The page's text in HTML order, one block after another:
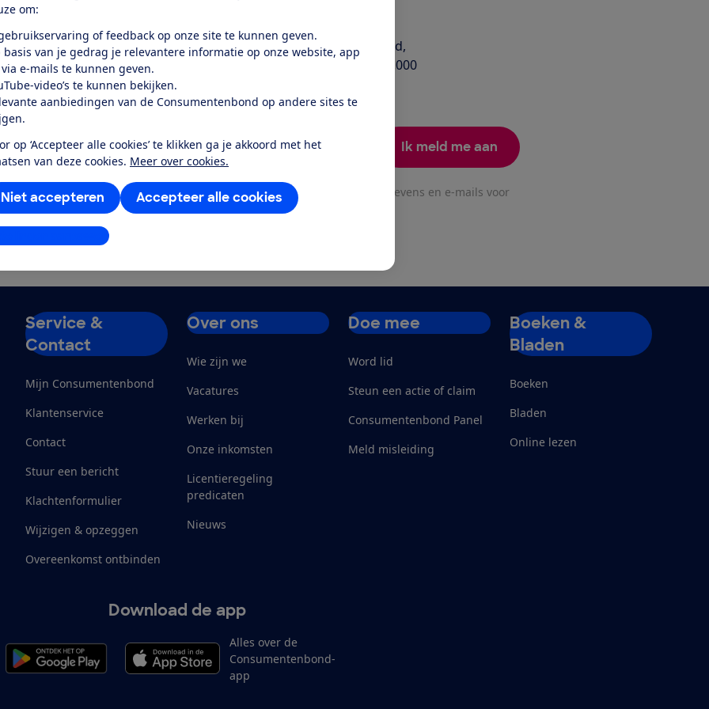
om:
of feedback op onze site te kunnen geven.
basis van je gedrag je relevantere informatie op onze website, app
e-mails te kunnen geven.
video’s te kunnen bekijken.
aanbiedingen van de Consumentenbond op andere sites te
op ‘Accepteer alle cookies’ te klikken ga je akkoord met het
van deze cookies. Meer over cookies.
Accepteer alle cookies
Niet accepteren
aanpassen
Blijf op de hoogte
Ontvang nieuws, acties en tips in je mailbox. Zo bespaar je geld,
voorkom je een miskoop en weet je wat je rechten zijn. Al 670.000
lezers gingen je voor.
Ik meld me aan
In onzeprivacyverklaring lees je hoe we omgaan met je persoonsgegevens en e-mails voor
je personaliseren.
Service &
Contact
Mijn Consumentenbond
Klantenservice
Contact
Stuur een bericht
Klachtenformulier
Wijzigen & opzeggen
Overeenkomst ontbinden
Over ons
Wie zijn we
Vacatures
Werken bij
Onze inkomsten
Licentieregeling
predicaten
Nieuws
Doe mee
Word lid
Steun een actie of claim
Consumentenbond Panel
Meld misleiding
Boeken &
Bladen
Boeken
Bladen
Online lezen
Download de app
Alles over de
Consumentenbond-
app